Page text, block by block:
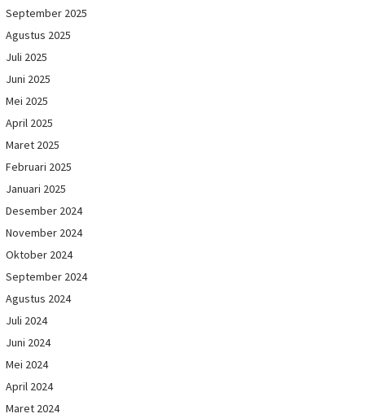
September 2025
Agustus 2025
Juli 2025
Juni 2025
Mei 2025
April 2025
Maret 2025
Februari 2025
Januari 2025
Desember 2024
November 2024
Oktober 2024
September 2024
Agustus 2024
Juli 2024
Juni 2024
Mei 2024
April 2024
Maret 2024